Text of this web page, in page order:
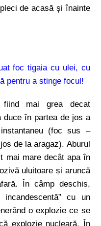
de acasă și înainte
foc tigaia cu ulei, cu
pentru a stinge focul!
fiind mai grea decat
duce în partea de jos a
(foc sus –
de la aragaz). Aburul
mai mare decât apa în
uluitoare și aruncă
În câmp deschis,
cu un
o explozie ce se
explozie nucleară. În